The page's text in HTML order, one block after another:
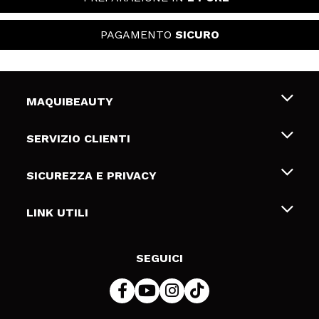
PAGAMENTO SICURO
MAQUIBEAUTY
Chi siamo
Gift Cards
SERVIZIO CLIENTI
Spedizioni & Resi
Metodi di pagamamento
SICUREZZA E PRIVACY
Termini e condizioni
LINK UTILI
SEGUICI